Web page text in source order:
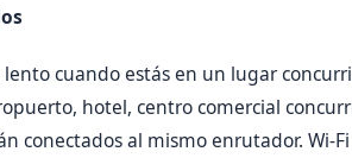
lento cuando estás en un lugar
hotel, centro comercial
conectados al mismo enrutador. Wi-